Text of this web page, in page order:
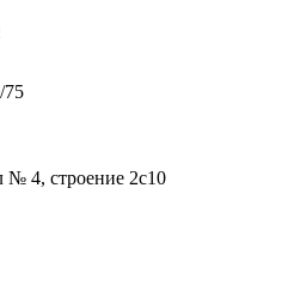
75
№ 4, строение 2с10